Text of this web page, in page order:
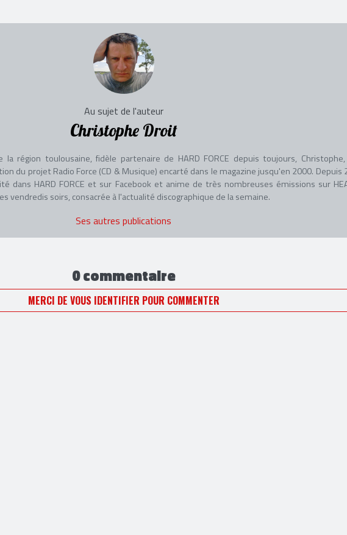
Au sujet de l'auteur
Christophe Droit
région toulousaine, fidèle partenaire de HARD FORCE depuis toujours, Christophe,
du projet Radio Force (CD & Musique) encarté dans le magazine jusqu'en 2000. Depuis
dans HARD FORCE et sur Facebook et anime de très nombreuses émissions sur
vendredis soirs, consacrée à l'actualité discographique de la semaine.
Ses autres publications
0 commentaire
MERCI DE VOUS IDENTIFIER POUR COMMENTER